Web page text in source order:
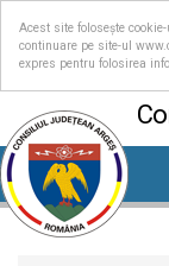
Acest site folosește
continuare pe site-ul
expres pentru folosirea